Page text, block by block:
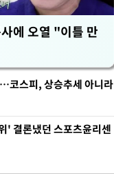
에 오열 "이틀 만
코스피, 상승추세 아니라
' 결론냈던 스포츠윤리센